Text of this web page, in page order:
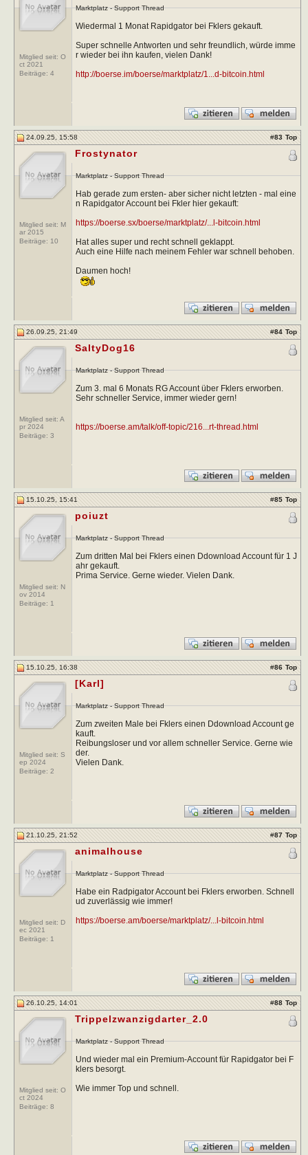
Mitglied seit: O
ct 2021
Beiträge: 4
Marktplatz - Support Thread
Wiedermal 1 Monat Rapidgator bei Fklers gekauft.
Super schnelle Antworten und sehr freundlich, würde imme
r wieder bei ihn kaufen, vielen Dank!
http://boerse.im/boerse/marktplatz/1...d-bitcoin.html
24.09.25, 15:58 #83 Top
Mitglied seit: M
ar 2015
Beiträge: 10
Frostynator
Marktplatz - Support Thread
Hab gerade zum ersten- aber sicher nicht letzten - mal eine
n Rapidgator Account bei Fkler hier gekauft:
https://boerse.sx/boerse/marktplatz/...l-bitcoin.html
Hat alles super und recht schnell geklappt.
Auch eine Hilfe nach meinem Fehler war schnell behoben.
Daumen hoch!
26.09.25, 21:49 #84 Top
Mitglied seit: A
pr 2024
Beiträge: 3
SaltyDog16
Marktplatz - Support Thread
Zum 3. mal 6 Monats RG Account über Fklers erworben.
Sehr schneller Service, immer wieder gern!
https://boerse.am/talk/off-topic/216...rt-thread.html
15.10.25, 15:41 #85 Top
Mitglied seit: N
ov 2014
Beiträge: 1
poiuzt
Marktplatz - Support Thread
Zum dritten Mal bei Fklers einen Ddownload Account für 1 J
ahr gekauft.
Prima Service. Gerne wieder. Vielen Dank.
15.10.25, 16:38 #86 Top
Mitglied seit: S
ep 2024
Beiträge: 2
[Karl]
Marktplatz - Support Thread
Zum zweiten Male bei Fklers einen Ddownload Account ge
kauft.
Reibungsloser und vor allem schneller Service. Gerne wie
der.
Vielen Dank.
21.10.25, 21:52 #87 Top
Mitglied seit: D
ec 2021
Beiträge: 1
animalhouse
Marktplatz - Support Thread
Habe ein Radpigator Account bei Fklers erworben. Schnell
ud zuverlässig wie immer!
https://boerse.am/boerse/marktplatz/...l-bitcoin.html
26.10.25, 14:01 #88 Top
Mitglied seit: O
ct 2024
Beiträge: 8
Trippelzwanzigdarter_2.0
Marktplatz - Support Thread
Und wieder mal ein Premium-Account für Rapidgator bei F
klers besorgt.
Wie immer Top und schnell.